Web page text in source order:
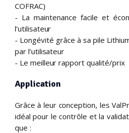
COFRAC)
- La maintenance facile et
l’utilisateur
- Longévité grâce à sa pile
par l’utilisateur
- Le meilleur rapport qualité/prix
Application
Grâce à leur conception, les
idéal pour le contrôle et la
que :